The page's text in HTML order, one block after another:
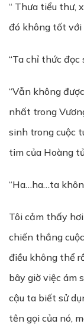
“ Thưa tiểu thư,
đó không tốt với
“Ta chỉ thức
“Vẫn không
nhất trong
sinh trong cuộc
tim của Hoàng
“Ha…ha…ta
Tôi cảm thấy
chiến thắng
điều không thể
bây giờ việc ám
cậu ta biết sử
tên gọi của nó,